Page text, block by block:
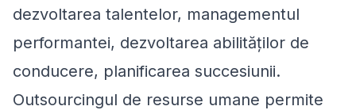
dezvoltarea talentelor, managementul
performantei, dezvoltarea abilităților de
conducere, planificarea succesiunii.
Outsourcingul de resurse umane permite